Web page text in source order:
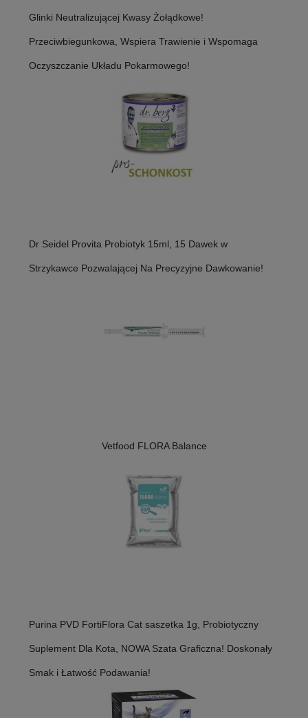
Glinki Neutralizującej Kwasy Żołądkowe!
Przeciwbiegunkowa, Wspiera Trawienie i Wspomaga
Oczyszczanie Układu Pokarmowego!
Dr Seidel Provita Probiotyk 15ml, 15 Dawek w
Strzykawce Pozwalającej Na Precyzyjne Dawkowanie!
Vetfood FLORA Balance
Purina PVD FortiFlora Cat saszetka 1g, Probiotyczny
Suplement Dla Kota, NOWA Szata Graficzna! Doskonały
Smak i Łatwość Podawania!